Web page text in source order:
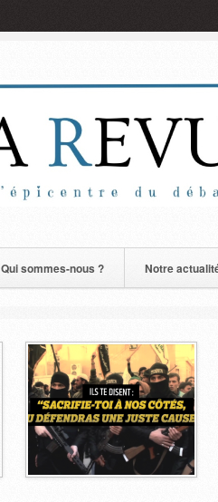
Qui sommes-nous ? Notre